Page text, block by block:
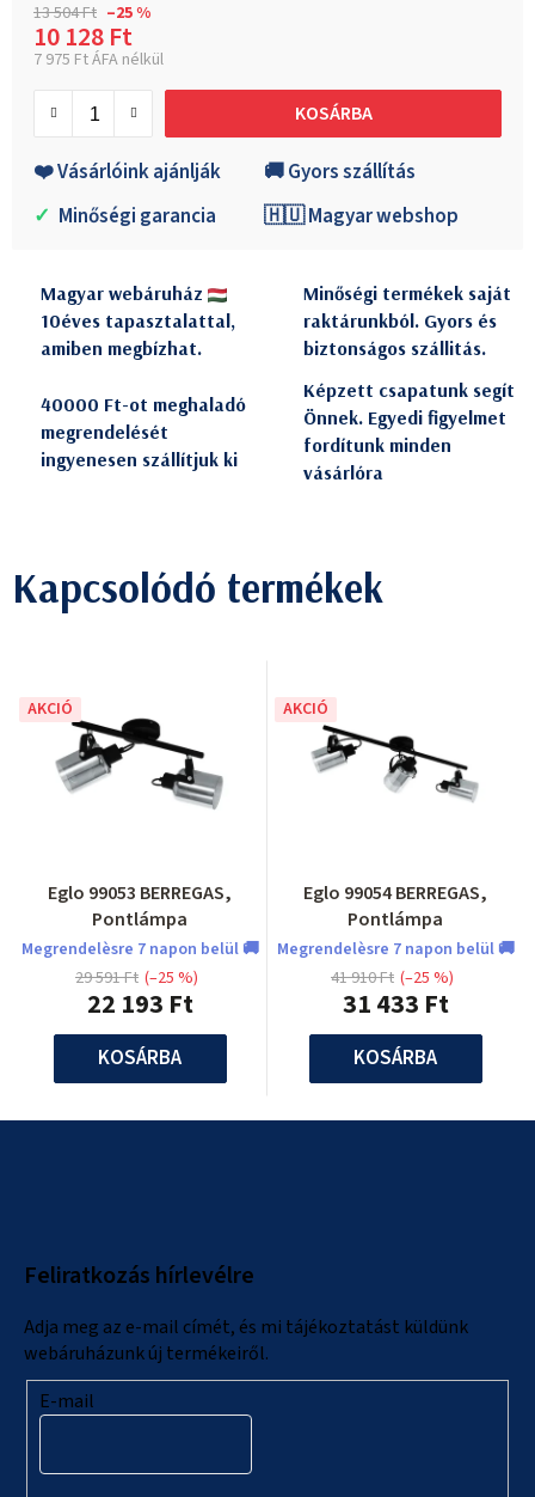
13 504 Ft –25 %
10 128 Ft
7 975 Ft ÁFA nélkül
KOSÁRBA
❤️ Vásárlóink ajánlják
🚚 Gyors szállítás
✓ Minőségi garancia 🇭🇺 Magyar webshop
Magyar webáruház
10éves tapasztalattal,
amiben megbízhat.
Minőségi termékek saját
raktárunkból. Gyors és
biztonságos szállitás.
40000 Ft-ot meghaladó
megrendelését
ingyenesen szállítjuk ki
Képzett csapatunk segít
Önnek. Egyedi figyelmet
fordítunk minden
vásárlóra
Kapcsolódó termékek
AKCIÓ
Eglo 99053 BERREGAS,
Pontlámpa
Megrendelèsre 7 napon belül 🚚
22 193 Ft
29 591 Ft (–25 %)
KOSÁRBA
AKCIÓ
Eglo 99054 BERREGAS,
Pontlámpa
Megrendelèsre 7 napon belül 🚚
31 433 Ft
41 910 Ft (–25 %)
KOSÁRBA
Feliratkozás hírlevélre
Adja meg az e-mail címét, és mi tájékoztatást küldünk
webáruházunk új termékeiről.
E-mail